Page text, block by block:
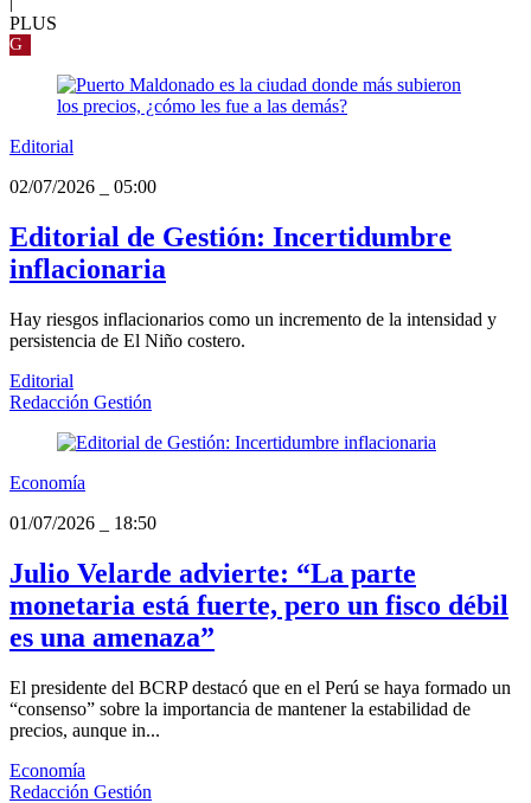
PLUS
G
Editorial
02/07/2026
05:00
Editorial de Gestión: Incertidumbre
inflacionaria
Hay riesgos inflacionarios como un incremento de la intensidad y
persistencia de El Niño costero.
Editorial
Redacción Gestión
Economía
01/07/2026
18:50
Julio Velarde advierte: “La parte
monetaria está fuerte, pero un fisco débil
es una amenaza”
El presidente del BCRP destacó que en el Perú se haya formado un
“consenso” sobre la importancia de mantener la estabilidad de
precios, aunque in...
Economía
Redacción Gestión